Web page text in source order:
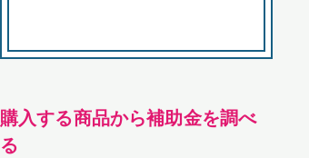
購入する商品から補助金を調べ
る